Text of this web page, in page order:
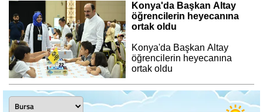
Konya'da Başkan Altay
öğrencilerin heyecanına
ortak oldu
Konya'da Başkan Altay
öğrencilerin heyecanına
ortak oldu